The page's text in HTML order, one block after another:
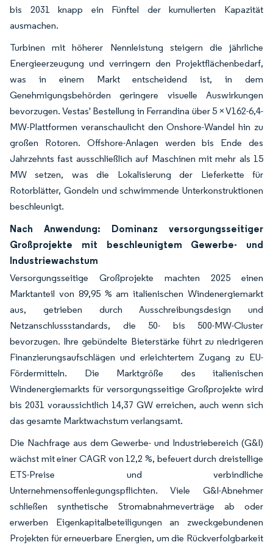
bis 2031 knapp ein Fünftel der kumulierten Kapazität
ausmachen.
Turbinen mit höherer Nennleistung steigern die jährliche
Energieerzeugung und verringern den Projektflächenbedarf,
was in einem Markt entscheidend ist, in dem
Genehmigungsbehörden geringere visuelle Auswirkungen
bevorzugen. Vestas' Bestellung in Ferrandina über 5 × V162-6,4-
MW-Plattformen veranschaulicht den Onshore-Wandel hin zu
großen Rotoren. Offshore-Anlagen werden bis Ende des
Jahrzehnts fast ausschließlich auf Maschinen mit mehr als 15
MW setzen, was die Lokalisierung der Lieferkette für
Rotorblätter, Gondeln und schwimmende Unterkonstruktionen
beschleunigt.
Nach Anwendung: Dominanz versorgungsseitiger
Großprojekte mit beschleunigtem Gewerbe- und
Industriewachstum
Versorgungsseitige Großprojekte machten 2025 einen
Marktanteil von 89,95 % am italienischen Windenergiemarkt
aus, getrieben durch Ausschreibungsdesign und
Netzanschlussstandards, die 50- bis 500-MW-Cluster
bevorzugen. Ihre gebündelte Bieterstärke führt zu niedrigeren
Finanzierungsaufschlägen und erleichtertem Zugang zu EU-
Fördermitteln. Die Marktgröße des italienischen
Windenergiemarkts für versorgungsseitige Großprojekte wird
bis 2031 voraussichtlich 14,37 GW erreichen, auch wenn sich
das gesamte Marktwachstum verlangsamt.
Die Nachfrage aus dem Gewerbe- und Industriebereich (G&I)
wächst mit einer CAGR von 12,2 %, befeuert durch dreistellige
ETS-Preise und verbindliche
Unternehmensoffenlegungspflichten. Viele G&I-Abnehmer
schließen synthetische Stromabnahmeverträge ab oder
erwerben Eigenkapitalbeteiligungen an zweckgebundenen
Projekten für erneuerbare Energien, um die Rückverfolgbarkeit